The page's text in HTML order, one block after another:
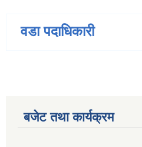
वडा पदाधिकारी
बजेट तथा कार्यक्रम